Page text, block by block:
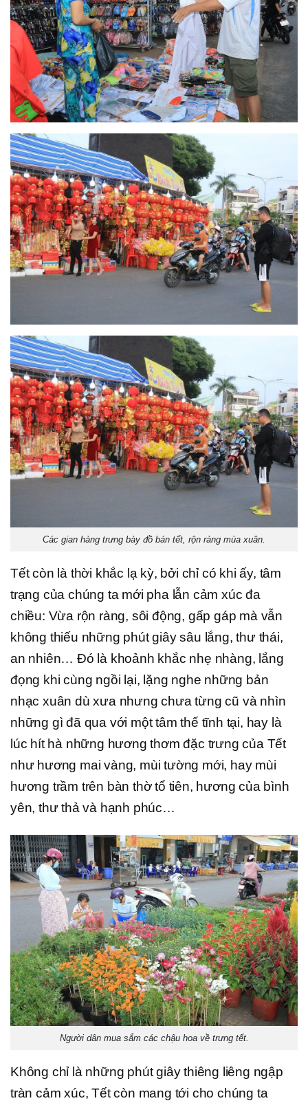
Các gian hàng trưng bày đồ bán tết, rộn ràng mùa xuân.
Tết còn là thời khắc lạ kỳ, bởi chỉ có khi ấy, tâm
trạng của chúng ta mới pha lẫn cảm xúc đa
chiều: Vừa rộn ràng, sôi động, gấp gáp mà vẫn
không thiếu những phút giây sâu lắng, thư thái,
an nhiên… Đó là khoảnh khắc nhẹ nhàng, lắng
đọng khi cùng ngồi lại, lặng nghe những bản
nhạc xuân dù xưa nhưng chưa từng cũ và nhìn
những gì đã qua với một tâm thế tĩnh tại, hay là
lúc hít hà những hương thơm đặc trưng của Tết
như hương mai vàng, mùi tường mới, hay mùi
hương trầm trên bàn thờ tổ tiên, hương của bình
yên, thư thả và hạnh phúc…
Người dân mua sắm các chậu hoa về trưng tết.
Không chỉ là những phút giây thiêng liêng ngập
tràn cảm xúc, Tết còn mang tới cho chúng ta